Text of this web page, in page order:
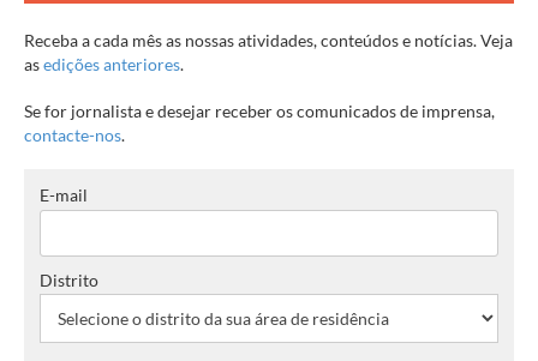
Receba a cada mês as nossas atividades, conteúdos e notícias. Veja
asedições anteriores.
Se for jornalista e desejar receber os comunicados de imprensa,
contacte-nos.
E-mail
Distrito